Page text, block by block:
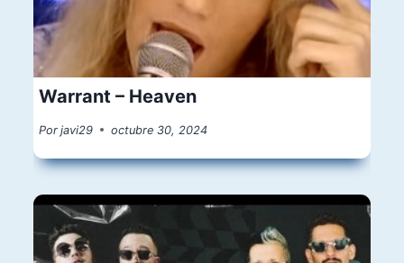
Warrant – Heaven
Por javi29 octubre 30, 2024